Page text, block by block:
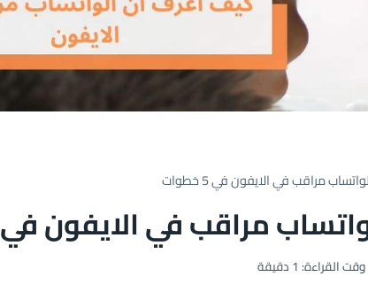
مراقب في الايفون في 5 خطوات
مراقب في الايفون في 5 خطوات
وقت القراءة: 1دقيقة